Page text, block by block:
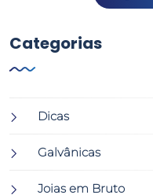
Categorias
Dicas
Galvânicas
Joias em Bruto